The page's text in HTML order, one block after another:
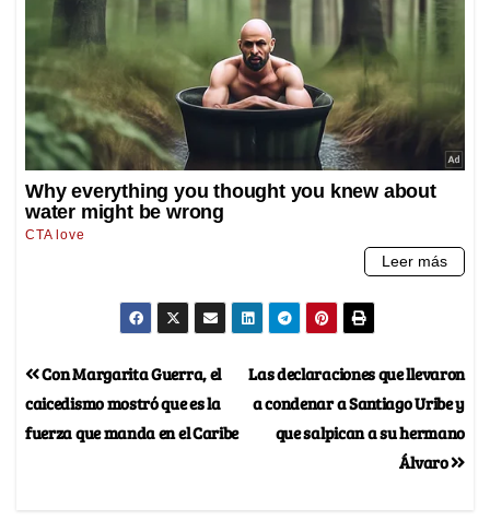
Las declaraciones que llevaron
a condenar a Santiago Uribe y
que salpican a su hermano
Álvaro
Con Margarita Guerra, el
caicedismo mostró que es la
fuerza que manda en el Caribe